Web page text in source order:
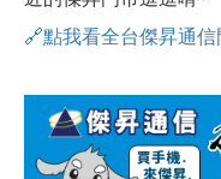
🔗點我看全台傑昇通